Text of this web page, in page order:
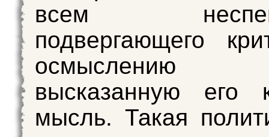
всем
подвергающего
осмыслению
высказанную его
мысль. Такая